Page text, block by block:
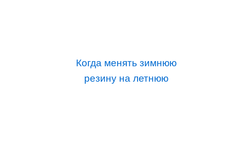
Когда менять зимнюю
резину на летнюю